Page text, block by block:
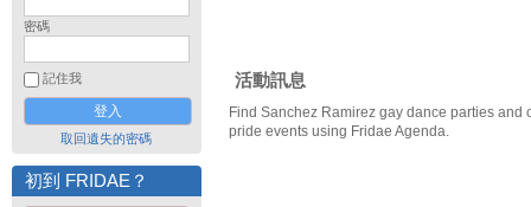
密碼
記住我
取回遺失的密碼
初到 FRIDAE？
活動訊息
Find Sanchez Ramirez gay dance parties and
pride events using Fridae Agenda.